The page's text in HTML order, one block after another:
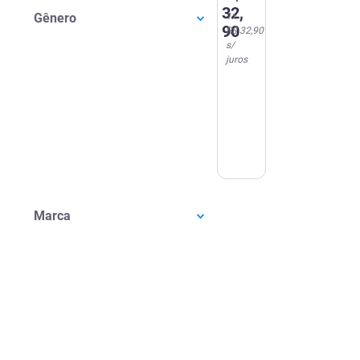
Gênero
Marca
Clean
150g
32,
90
1x
R$ 32,90
s/
juros